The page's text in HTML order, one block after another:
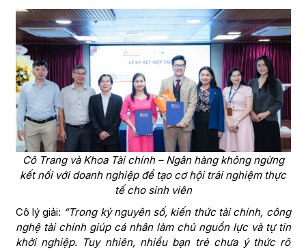
Cô Trang và Khoa Tài chính – Ngân hàng không ngừng
kết nối với doanh nghiệp để tạo cơ hội trải nghiệm thực
tế cho sinh viên
Cô lý giải: “Trong kỷ nguyên số, kiến thức tài chính, công
nghệ tài chính giúp cá nhân làm chủ nguồn lực và tự tin
khởi nghiệp. Tuy nhiên, nhiều bạn trẻ chưa ý thức rõ